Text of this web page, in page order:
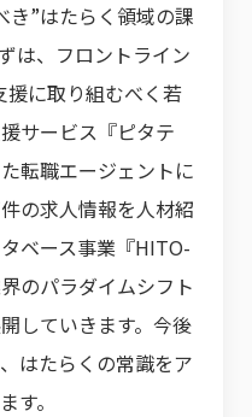
き”はたらく領域の課
は、フロントライン
に取り組むべく若
サービス『ピタテ
転職エージェントに
の求人情報を人材紹
ベース事業『HITO-
のパラダイムシフト
していきます。今後
はたらくの常識をア
す。